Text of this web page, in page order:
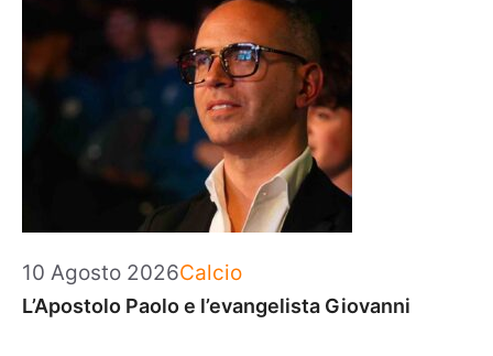
10 Agosto 2026Categorie
Calcio
L’Apostolo Paolo e l’evangelista Giovanni